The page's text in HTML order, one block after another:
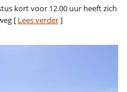
kort voor 12.00 uur heeft zich
[ Lees verder]